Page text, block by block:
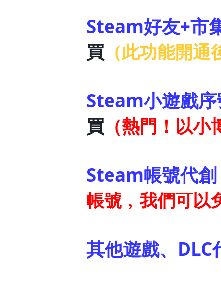
Steam好友+
買 （此功能開
Steam小遊
買 （熱門！以
Steam
帳號﹐我們可以
其他遊戲